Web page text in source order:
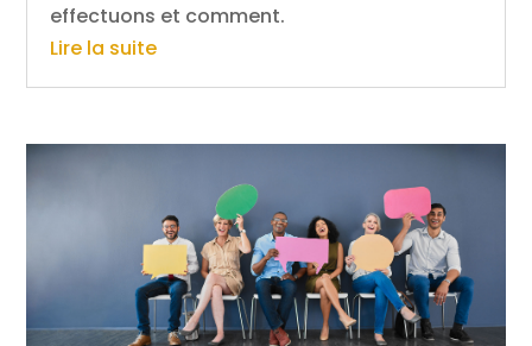
effectuons et comment.
Lire la suite